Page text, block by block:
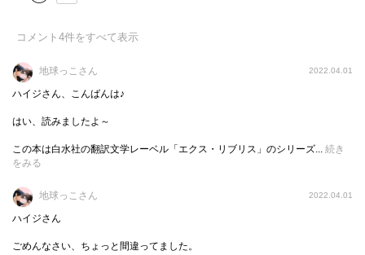
ど、小説の内容を知らなくても大丈夫。マティルダたちと
ともにピップの世界を知っていけばいい。それでもきっと
『ミスター・ピップ』を読んだあとは、『大いなる遺産』
マティルダは理不尽に奪われていく日常のなかにあって、
誰にも奪われることのない心に「私の物語」を抱えなが
それだけでなくマティルダにとって非情な現実と楽しい想
像の世界が相対しせめぎ合うように、無神論者のミスタ
ー・ワッツとキリスト教を信じるマティルダの母親が対立
コメント 4件をすべて表示
地球っこさん 2022.04.01
ハイジさん、こんばんは♪
はい、読みましたよ～
この本は白水社の翻訳文学レーベル「エクス・リブリス」のシリーズ... 続き
をみる
地球っこさん 2022.04.01
ハイジさん
ごめんなさい、ちょっと間違ってました。